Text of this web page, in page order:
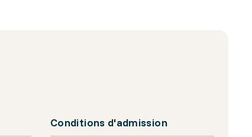
Conditions d'admission